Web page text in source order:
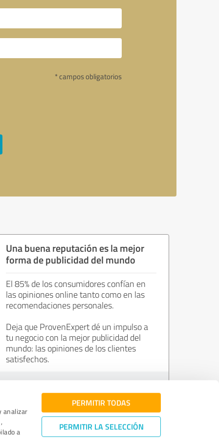
analizar
a
PERMITIR TODAS
PERMITIR LA SELECCIÓN
* campos obligatorios
Una buena reputación es la mejor
forma de publicidad del mundo
El 85% de los consumidores confían en
las opiniones online tanto como en las
recomendaciones personales.
Deja que ProvenExpert dé un impulso a
tu negocio con la mejor publicidad del
mundo: las opiniones de los clientes
satisfechos.
Únete ahora de forma gratuita.